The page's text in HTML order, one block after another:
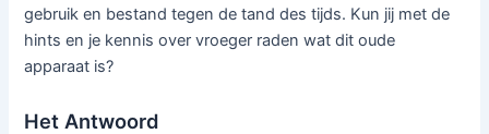
gebruik en bestand tegen de tand des tijds. Kun jij met de
hints en je kennis over vroeger raden wat dit oude
apparaat is?
Het Antwoord